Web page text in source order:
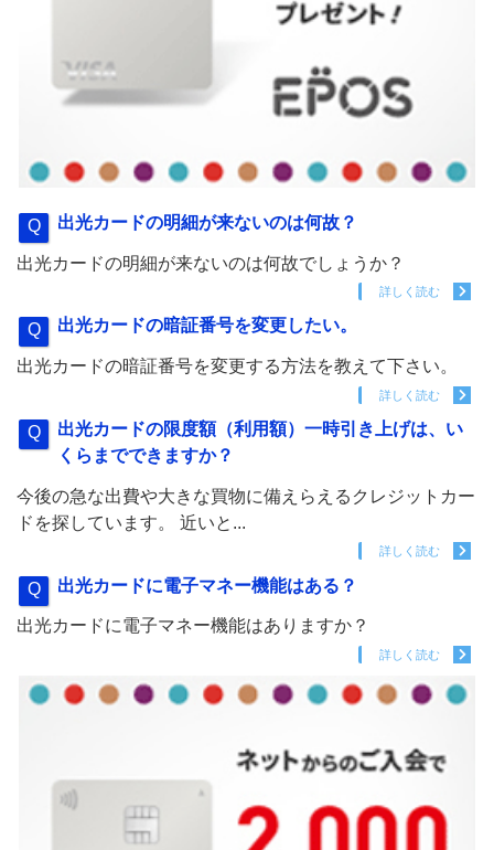
出光カードの明細が来ないのは何故？
出光カードの明細が来ないのは何故でしょうか？
詳しく読む
出光カードの暗証番号を変更したい。
出光カードの暗証番号を変更する方法を教えて下さい。
詳しく読む
出光カードの限度額（利用額）一時引き上げは、い
くらまでできますか？
今後の急な出費や大きな買物に備えらえるクレジットカー
ドを探しています。 近いと...
詳しく読む
出光カードに電子マネー機能はある？
出光カードに電子マネー機能はありますか？
詳しく読む